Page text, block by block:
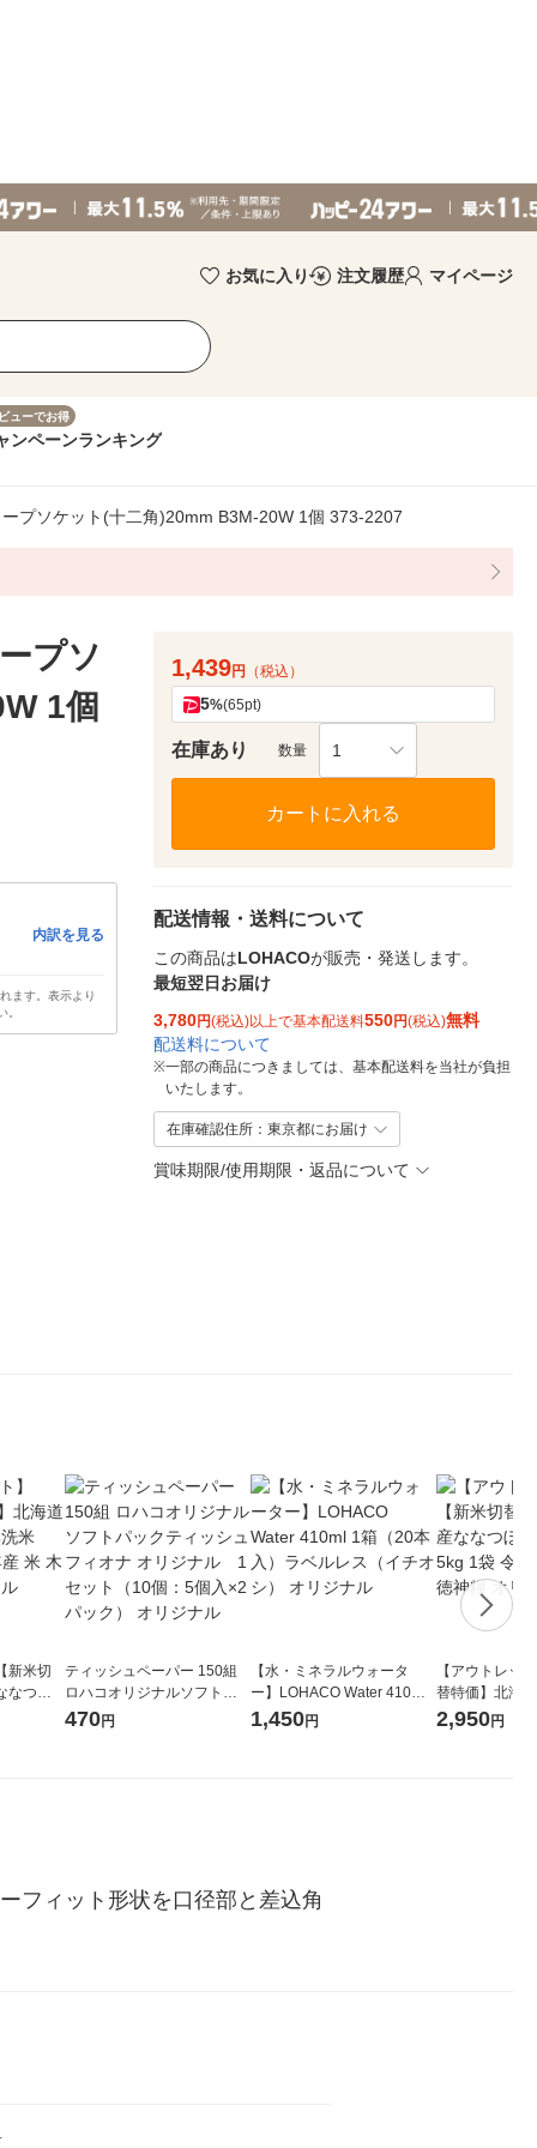
お気に入り 注文履歴 マイページ
ューでお得
ンペーンランキング
プソケット(十二角)20mm B3M-20W 1個 373-2207
プソ
1個
内訳を見る
ます。表示より
。
1,439円 （税込）
5%(65pt)
在庫あり 数量 1
カートに入れる
配送情報・送料について
この商品はLOHACOが販売・発送します。
最短翌日お届け
3,780円(税込)以上で基本配送料550円(税込)無料
配送料について
※一部の商品につきましては、基本配送料を当社が負担
いたします。
在庫確認住所：東京都にお届け
賞味期限/使用期限・返品について
新米切
なつぼ
和7年産
ティッシュペーパー 150組
ロハコオリジナルソフトパ
ックティッシュ フィオナ オ
470円
【水・ミネラルウォータ
ー】LOHACO Water 410ml
1箱（20本入）ラベルレス
1,450円
【アウトレッ
替特価】北海
し 精白米 5kg
2,950円
フィット形状を口径部と差込角